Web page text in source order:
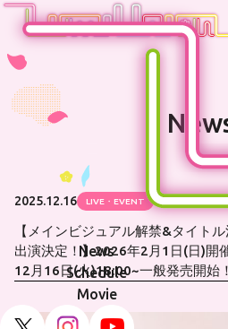
News
Schedule
Movie
2025.12.16 LIVE・EVENT
【メインビジュアル解禁&タイト
出演決定！】2026年2月1日(日)開
12月16日(火)18:00~一般発売開始！